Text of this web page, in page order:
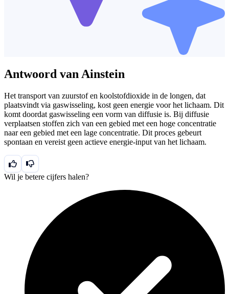
Antwoord van Ainstein
Het transport van zuurstof en koolstofdioxide in de longen, dat
plaatsvindt via gaswisseling, kost geen energie voor het lichaam. Dit
komt doordat gaswisseling een vorm van diffusie is. Bij diffusie
verplaatsen stoffen zich van een gebied met een hoge concentratie
naar een gebied met een lage concentratie. Dit proces gebeurt
spontaan en vereist geen actieve energie-input van het lichaam.
Wil je betere cijfers halen?